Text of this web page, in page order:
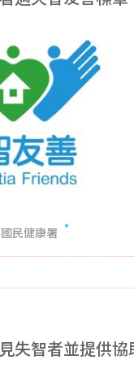
民健康署
失智者並提供協